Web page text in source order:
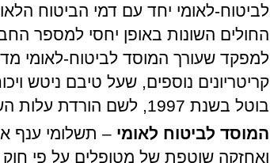
לביטוח-לאומי יחד עם דמי הביטוח
החולים השונות באופן יחסי למספר
למפקד שעורך המוסד לביטוח-לאומי
קריטריונים נוספים, שעל טיבם ניטש
בוטל בשנת 1997, לשם הורדת עלות השכר).
המוסד לביטוח לאומי – תשלומי ענף
ואחזקה שוטפת של מטופלים על פי חוק